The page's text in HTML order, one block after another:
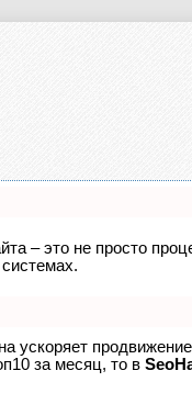
– это не просто
ускоряет
за месяц, то в